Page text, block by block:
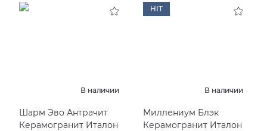
В наличии
Шарм Эво Антрачит
Керамогранит Италон
HIT
В наличии
Миллениум Блэк
Керамогранит Италон